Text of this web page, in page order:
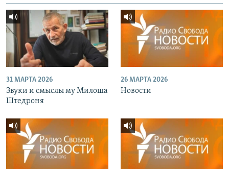
31 МАРТА 2026
Звуки и смыслы му Милоша
Штедроня
26 МАРТА 2026
Новости